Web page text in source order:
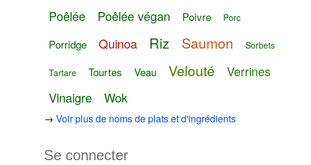
Poêlée
Poêlée végan Poivre Porc
Porridge Quinoa Riz Saumon Sorbets
Tartare Tourtes Veau Velouté
Verrines
Vinaigre
Wok
→Voir plus de noms de plats et d'ingrédients
Se connecter